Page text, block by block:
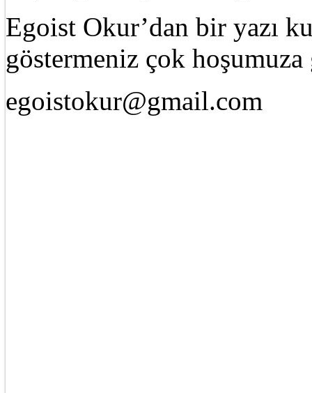
Egoist Okur’dan bir yazı
göstermeniz çok
egoistokur@gmail.com